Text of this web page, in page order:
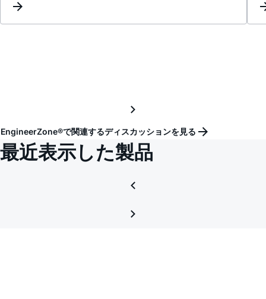
EngineerZone®で関連するディスカッションを見る
最近表示した製品